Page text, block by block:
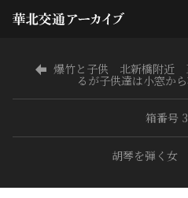
爆竹と子供 北新橋附近
るが子供達は小窓か
箱番号
胡琴を弾く女